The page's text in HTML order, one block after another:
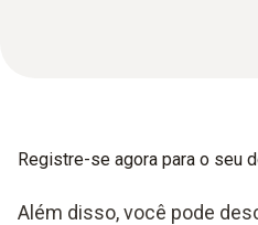
Registre-se agora para o seu
Além disso, você pode